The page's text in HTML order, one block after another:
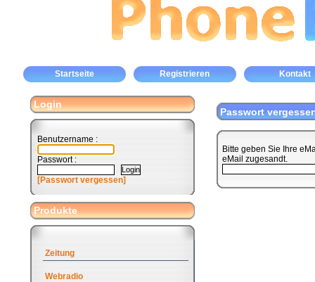
Startseite Registrieren Kontakt
Login
Benutzername :
Passwort :
[Passwort vergessen]
Produkte
Zeitung
Webradio
Passwort
Bitte geben Sie Ihre
eMail zugesandt.